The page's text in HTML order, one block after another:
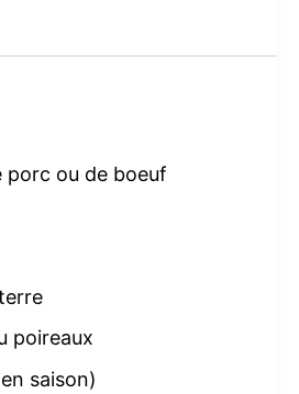
porc ou de boeuf
poireaux
saison)